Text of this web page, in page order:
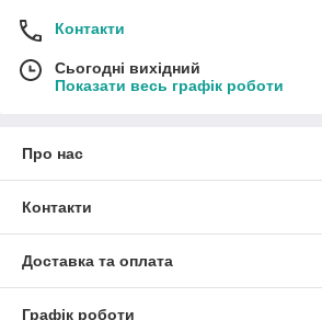
Контакти
Сьогодні вихідний
Показати весь графік роботи
Про нас
Контакти
Доставка та оплата
Графік роботи